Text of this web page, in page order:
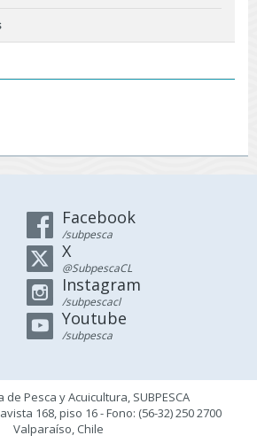
Facebook
/subpesca
X
@SubpescaCL
Instagram
/subpescacl
Youtube
/subpesca
Pesca y Acuicultura, SUBPESCA
168, piso 16 - Fono: (56-32) 250 2700
Valparaíso, Chile